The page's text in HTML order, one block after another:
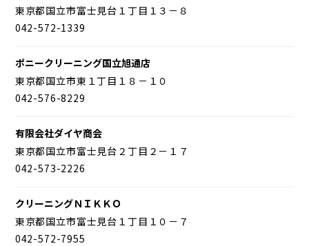
東京都国立市富士見台１丁目１３－８
042-572-1339
ポニークリーニング国立旭通店
東京都国立市東１丁目１８－１０
042-576-8229
有限会社ダイヤ商会
東京都国立市富士見台２丁目２－１７
042-573-2226
クリーニングＮＩＫＫＯ
東京都国立市富士見台１丁目１０－７
042-572-7955